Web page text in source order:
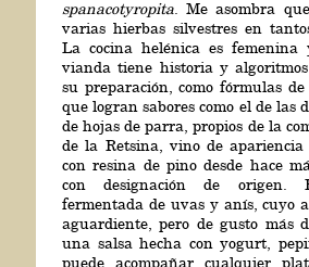
spanacotyropita. Me asombra
varias hierbas silvestres en
La cocina helénica es femenina
vianda tiene historia y
su preparación, como fórmulas
que logran sabores como el de las
de hojas de parra, propios de la
de la Retsina, vino de
con resina de pino desde hace
con designación de origen.
fermentada de uvas y anís, cuyo
aguardiente, pero de gusto más
una salsa hecha con yogurt,
puede acompañar cualquier